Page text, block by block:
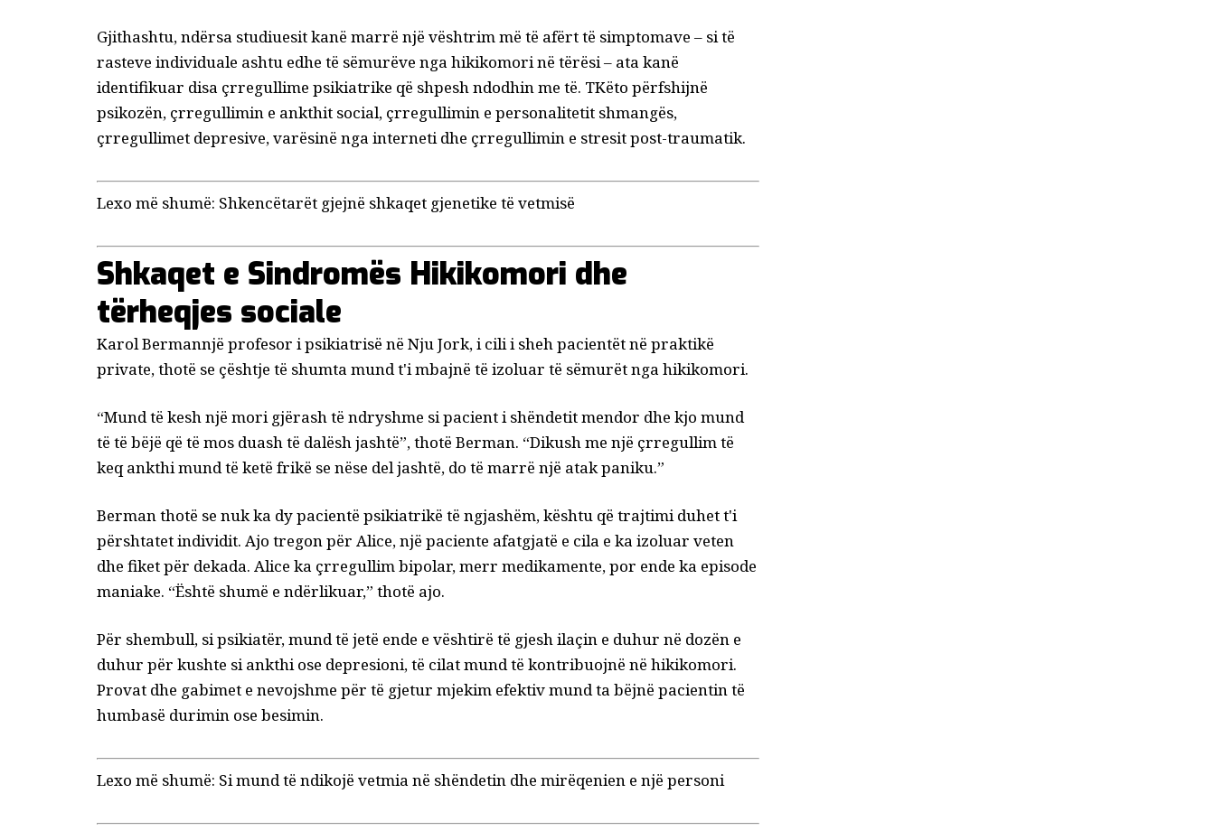
Gjithashtu, ndërsa studiuesit kanë marrë një vështrim më të afërt të simptomave – si të
rasteve individuale ashtu edhe të sëmurëve nga hikikomori në tërësi – ata kanë
identifikuar disa çrregullime psikiatrike që shpesh ndodhin me të. TKëto përfshijnë
psikozën, çrregullimin e ankthit social, çrregullimin e personalitetit shmangës,
çrregullimet depresive, varësinë nga interneti dhe çrregullimin e stresit post-traumatik.
Lexo më shumë: Shkencëtarët gjejnë shkaqet gjenetike të vetmisë
Shkaqet e Sindromës Hikikomori dhe
tërheqjes sociale
Karol Bermannjë profesor i psikiatrisë në Nju Jork, i cili i sheh pacientët në praktikë
private, thotë se çështje të shumta mund t'i mbajnë të izoluar të sëmurët nga hikikomori.
“Mund të kesh një mori gjërash të ndryshme si pacient i shëndetit mendor dhe kjo mund
të të bëjë që të mos duash të dalësh jashtë”, thotë Berman. “Dikush me një çrregullim të
keq ankthi mund të ketë frikë se nëse del jashtë, do të marrë një atak paniku.”
Berman thotë se nuk ka dy pacientë psikiatrikë të ngjashëm, kështu që trajtimi duhet t'i
përshtatet individit. Ajo tregon për Alice, një paciente afatgjatë e cila e ka izoluar veten
dhe fiket për dekada. Alice ka çrregullim bipolar, merr medikamente, por ende ka episode
maniake. “Është shumë e ndërlikuar,” thotë ajo.
Për shembull, si psikiatër, mund të jetë ende e vështirë të gjesh ilaçin e duhur në dozën e
duhur për kushte si ankthi ose depresioni, të cilat mund të kontribuojnë në hikikomori.
Provat dhe gabimet e nevojshme për të gjetur mjekim efektiv mund ta bëjnë pacientin të
humbasë durimin ose besimin.
Lexo më shumë: Si mund të ndikojë vetmia në shëndetin dhe mirëqenien e një personi